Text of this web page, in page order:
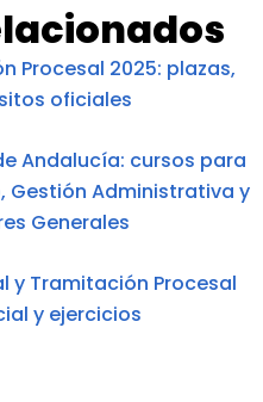
Procesal 2025: plazas,
oficiales
Andalucía: cursos para
Gestión Administrativa y
Generales
y Tramitación Procesal
y ejercicios